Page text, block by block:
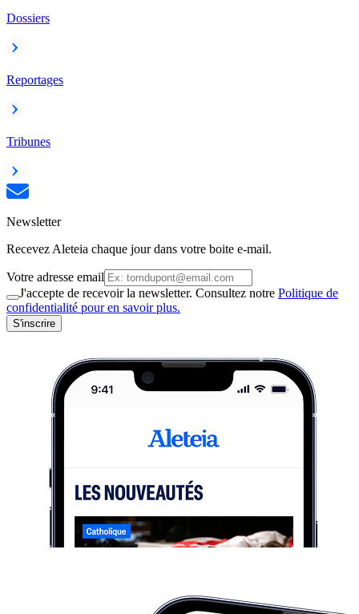
Dossiers
Reportages
Tribunes
Newsletter
Recevez Aleteia chaque jour dans votre boite e-mail.
Votre adresse email
J'accepte de recevoir la newsletter. Consultez notre Politique de
confidentialité pour en savoir plus.
S'inscrire